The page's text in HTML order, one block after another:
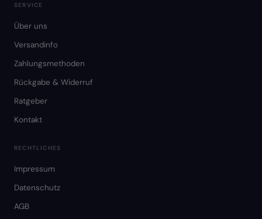
SERVICE
Über uns
Versandinfo
Zahlungsmethoden
Rückgabe & Widerruf
Ratgeber
Kontakt
RECHTLICHES
Impressum
Datenschutz
AGB